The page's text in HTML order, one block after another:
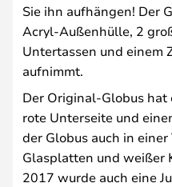
Sie ihn aufhängen! Der
Acryl-Außenhülle, 2
Untertassen und einem
aufnimmt.
Der Original-Globus hat
rote Unterseite und
der Globus auch in
Glasplatten und weißer
2017 wurde auch eine